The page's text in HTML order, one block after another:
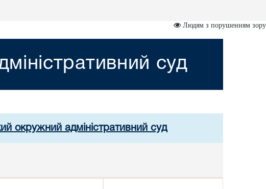
Людям з порушенням зору
суд
окружний адміністративний суд